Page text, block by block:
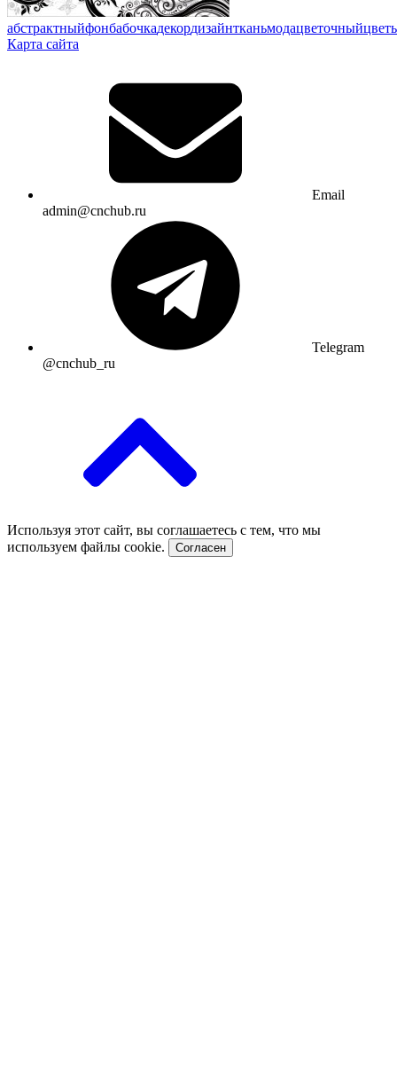
абстрактныйфонбабочкадекордизайнтканьмодацветочный
Карта сайта
Email
admin@cnchub.ru
Telegram
@cnchub_ru
Используя этот сайт, вы соглашаетесь с тем, что мы
используем файлы cookie.
Согласен